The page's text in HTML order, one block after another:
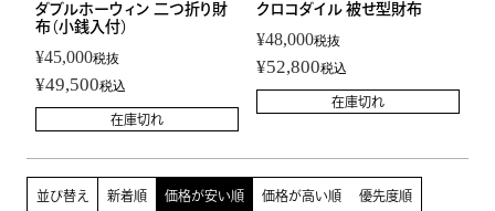
ダブルホーウィン 二つ折り財
布（小銭入付）
¥45,000税抜
¥49,500税込
在庫切れ
クロコダイル 被せ型財布
¥48,000税抜
¥52,800税込
在庫切れ
並び替え 新着順 価格が安い順 価格が高い順 優先度順